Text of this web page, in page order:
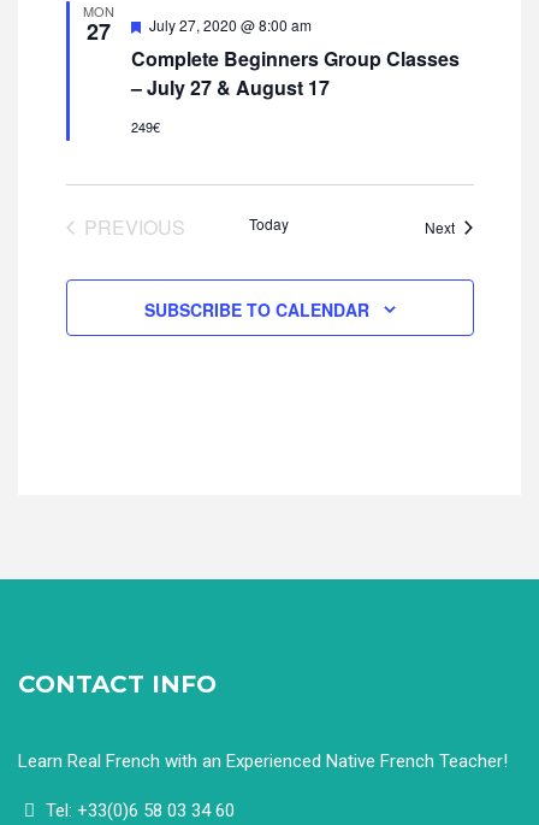
MON
27
Complete Beginners Group Classes
– July 27 & August 17
Featured
July 27, 2020 @ 8:00 am
249€
PREVIOUSEVENTSToday NextEvents
SUBSCRIBE TO CALENDAR
CONTACT INFO
Learn Real French with an Experienced Native French Teacher!
Tel: +33(0)6 58 03 34 60